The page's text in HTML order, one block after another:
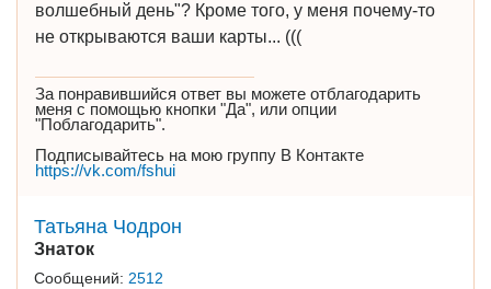
волшебный день"? Кроме того, у меня почему-то
не открываются ваши карты... (((
За понравившийся ответ вы можете отблагодарить
меня с помощью кнопки "Да", или опции
"Поблагодарить".
Подписывайтесь на мою группу В Контакте
https://vk.com/fshui
Татьяна Чодрон
Знаток
Сообщений: 2512